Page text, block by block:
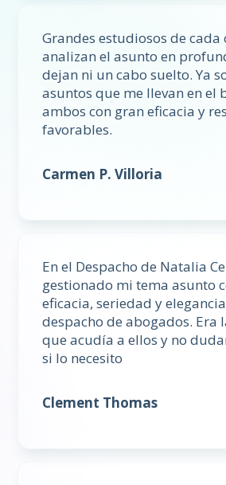
Grandes estudiosos de cada
analizan el asunto en
dejan ni un cabo suelto. Ya
asuntos que me llevan en el
ambos con gran eficacia y
favorables.
Carmen P. Villoria
En el Despacho de Natalia
gestionado mi tema asunto
eficacia, seriedad y
despacho de abogados. Era
que acudía a ellos y no
si lo necesito
Clement Thomas